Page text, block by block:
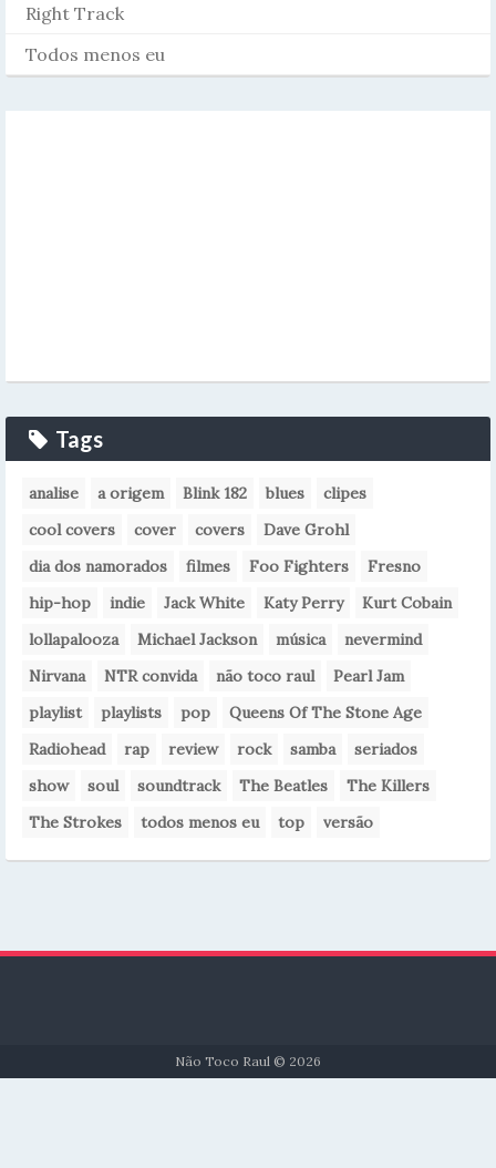
Right Track
Todos menos eu
Tags
analise a origem Blink 182 blues
clipes
cool covers
cover covers
Dave Grohl
dia dos namorados
filmes Foo Fighters
Fresno
hip-hop
indie Jack White Katy Perry
Kurt Cobain
lollapalooza
Michael Jackson música
nevermind
Nirvana
NTR convida não toco raul
Pearl Jam
playlist
playlists pop
Queens Of The Stone Age
Radiohead
rap review rock samba
seriados
show
soul soundtrack The Beatles
The Killers
The Strokes
todos menos eu top versão
Não Toco Raul © 2026